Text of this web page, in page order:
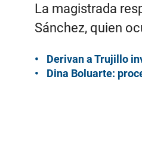
La magistrada
Sánchez, quien
Derivan a Trujillo
Dina Boluarte: